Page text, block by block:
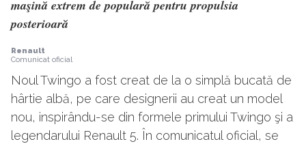
maşină extrem de populară pentru propulsia
posterioară
Renault
Comunicat oficial
Noul Twingo a fost creat de la o simplă bucată de
hârtie albă, pe care designerii au creat un model
nou, inspirându-se din formele primului Twingo şi a
legendarului Renault 5. În comunicatul oficial, se